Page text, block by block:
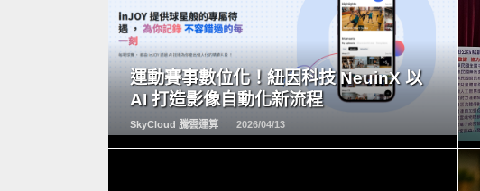
運動賽事數位化！紐因科技 NeuinX 以
AI 打造影像自動化新流程
SkyCloud 騰雲運算 2026/04/13
READ
MORE